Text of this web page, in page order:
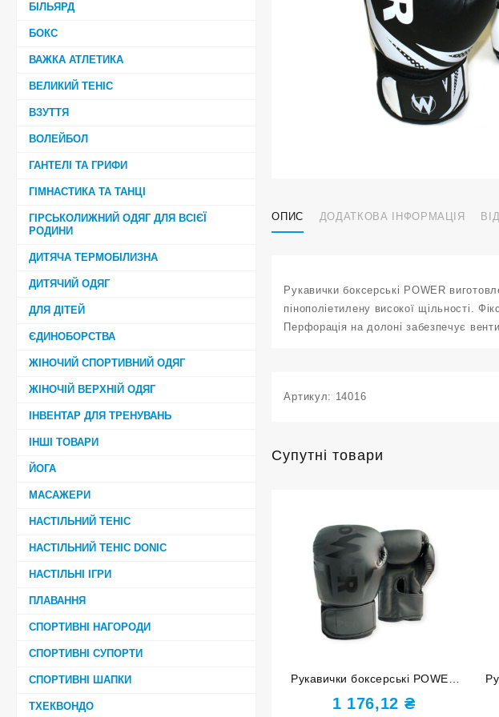
БІЛЬЯРД
БОКС
ВАЖКА АТЛЕТИКА
ВЕЛИКИЙ ТЕНІС
ВЗУТТЯ
ВОЛЕЙБОЛ
ГАНТЕЛІ ТА ГРИФИ
ГІМНАСТИКА ТА ТАНЦІ
ГІРСЬКОЛИЖНИЙ ОДЯГ ДЛЯ ВСІЄЇ
РОДИНИ
ДИТЯЧА ТЕРМОБІЛИЗНА
ДИТЯЧИЙ ОДЯГ
ДЛЯ ДІТЕЙ
ЄДИНОБОРСТВА
ЖІНОЧИЙ СПОРТИВНИЙ ОДЯГ
ЖІНОЧІЙ ВЕРХНІЙ ОДЯГ
ІНВЕНТАР ДЛЯ ТРЕНУВАНЬ
ІНШІ ТОВАРИ
ЙОГА
МАСАЖЕРИ
НАСТІЛЬНИЙ ТЕНІС
НАСТІЛЬНИЙ ТЕНІС DONIC
НАСТІЛЬНІ ІГРИ
ПЛАВАННЯ
СПОРТИВНІ НАГОРОДИ
СПОРТИВНІ СУПОРТИ
СПОРТИВНІ ШАПКИ
ТХЕКВОНДО
ОПИС ДОДАТКОВА ІНФОРМАЦІЯ
Рукавички боксерські POWER
пінополіетилену високої щільності.
Перфорація на долоні забезпечує
Артикул: 14016
Супутні товари
Рукавички боксерські POWER
чорні 12 унцій Q116-Black-12
1 176,12 ₴